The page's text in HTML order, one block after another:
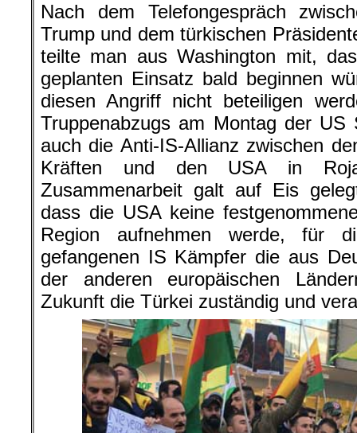
Nach dem Telefongespräch
Trump und dem türkischen
teilte man aus Washington mit,
geplanten Einsatz bald beginnen
diesen Angriff nicht beteiligen
Truppenabzugs am Montag der US
auch die Anti-IS-Allianz zwischen
Kräften und den USA in
Zusammenarbeit galt auf Eis
dass die USA keine
Region aufnehmen werde, für
gefangenen IS Kämpfer die aus
der anderen europäischen
Zukunft die Türkei zuständig und